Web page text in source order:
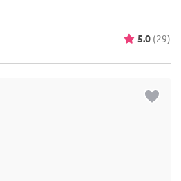
5.0 (29)